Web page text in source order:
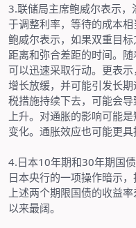
3.联储局主席鲍威尔表示
于调整利率，等待的成本相
鲍威尔表示，如果双重目
距离和弥合差距的时间。
可以迅速采取行动。更表
增长放缓，并可能引发长
税措施持续下去，可能会
上升。对通胀的影响可能
变化。通胀效应也可能更具
4.日本10年期和30年期国
日本央行的一项操作暗示
上述两个期限国债的收益
以来最阔。